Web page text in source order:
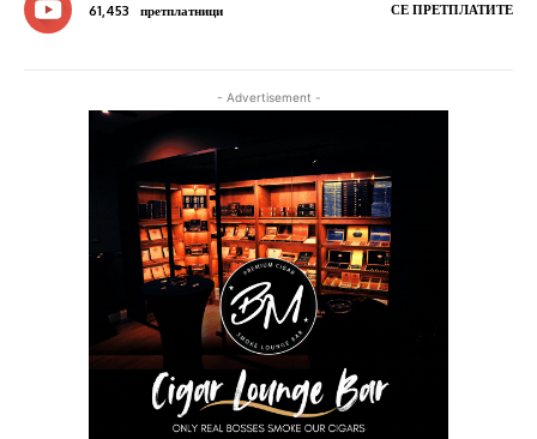
61,453 претплатници СЕ ПРЕТПЛАТИТЕ
- Advertisement -